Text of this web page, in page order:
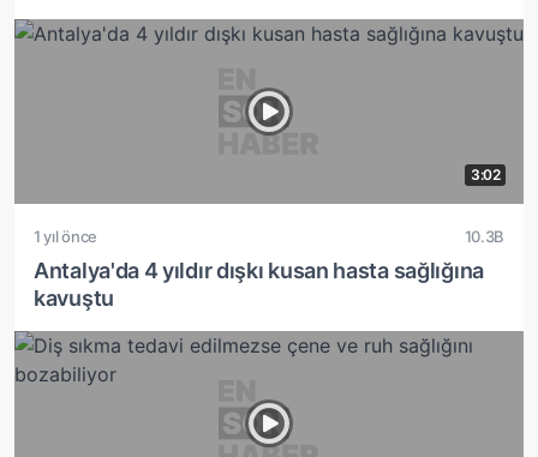
3:02
1 yıl önce 10.3B
Antalya'da 4 yıldır dışkı kusan hasta sağlığına
kavuştu